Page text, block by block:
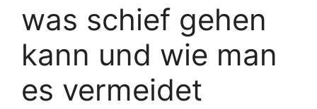
was schief gehen
kann und wie man
es vermeidet